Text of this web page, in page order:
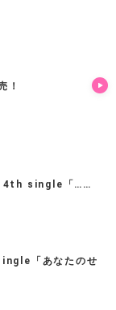
！
single「……
「あなたのせ